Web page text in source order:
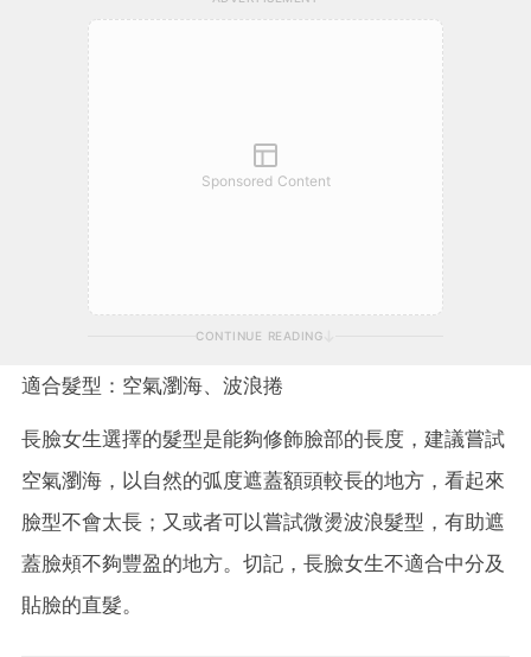
Sponsored Content
CONTINUE READING
適合髮型：空氣瀏海、波浪捲
長臉女生選擇的髮型是能夠修飾臉部的長度，建議嘗試
空氣瀏海，以自然的弧度遮蓋額頭較長的地方，看起來
臉型不會太長；又或者可以嘗試微燙波浪髮型，有助遮
蓋臉頰不夠豐盈的地方。切記，長臉女生不適合中分及
貼臉的直髮。